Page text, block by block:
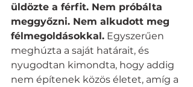
üldözte a férfit. Nem próbálta
meggyőzni. Nem alkudott meg
félmegoldásokkal. Egyszerűen
meghúzta a saját határait, és
nyugodtan kimondta, hogy addig
nem építenek közös életet, amíg a